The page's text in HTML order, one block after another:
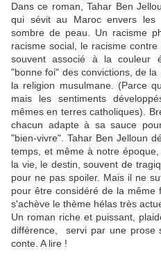
Dans ce roman, Tahar Ben
qui sévit au Maroc envers les
sombre de peau. Un racisme
racisme social, le racisme
souvent associé à la couleur
"bonne foi" des convictions, de
la religion musulmane. (Parce
mais les sentiments
mêmes en terres catholiques).
chacun adapte à sa sauce
"bien-vivre". Tahar Ben Jelloun
temps, et même à notre
la vie, le destin, souvent de
pour ne pas spoiler. Mais il ne
pour être considéré de la même
s'achève le thème hélas très
Un roman riche et puissant,
différence, servi par une prose
conte. A lire !